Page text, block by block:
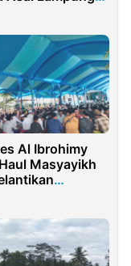
Al Ibrohimy
Masyayikh